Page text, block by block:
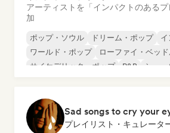
アーティストを「インパクトのある
加
ポップ・ソウル ドリーム・ポップ
ワールド・ポップ
ローファイ・ベッ
サイケデリック・ポップ
R&B シュー
Sad songs to cry your
プレイリスト・キュレータ